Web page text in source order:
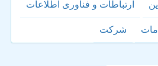
ارتباطات و فناوری اطلاعات
شركت